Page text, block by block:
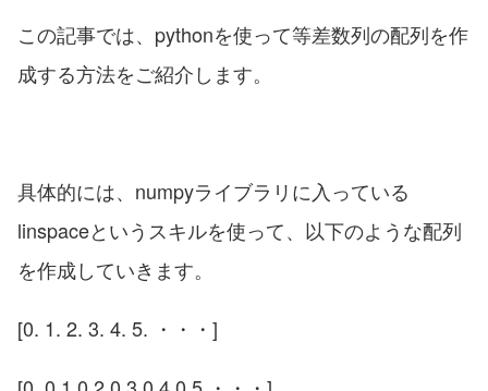
この記事では、pythonを使って等差数列の配列を作
成する方法をご紹介します。
具体的には、numpyライブラリに入っている
linspaceというスキルを使って、以下のような配列
を作成していきます。
[0. 1. 2. 3. 4. 5. ・・・]